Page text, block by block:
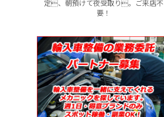
定、朝預けて夜受取り。ご来店不
要！